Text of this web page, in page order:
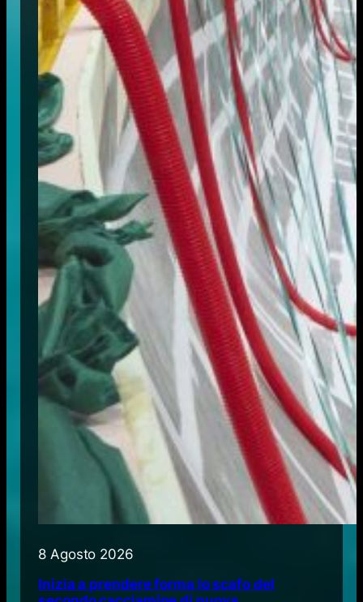
8 Agosto 2026
Inizia a prendere forma lo scafo del